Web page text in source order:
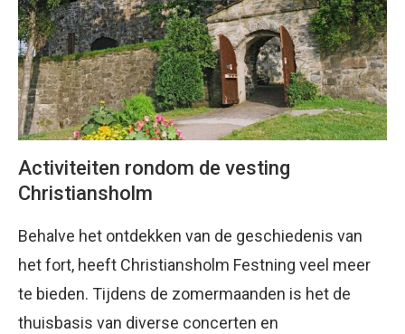
Activiteiten rondom de vesting
Christiansholm
Behalve het ontdekken van de geschiedenis van
het fort, heeft Christiansholm Festning veel meer
te bieden. Tijdens de zomermaanden is het de
thuisbasis van diverse concerten en